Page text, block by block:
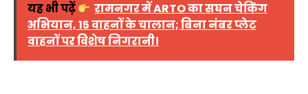
यह भी पढ़ें
रामनगर में ARTO का सघन चेकिंग
अभियान, 15 वाहनों के चालान; बिना नंबर प्लेट
वाहनों पर विशेष निगरानी।